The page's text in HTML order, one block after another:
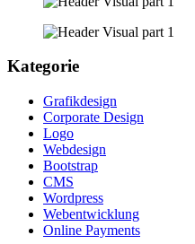
Kategorie
Grafikdesign
Corporate Design
Logo
Webdesign
Bootstrap
CMS
Wordpress
Webentwicklung
Online Payments